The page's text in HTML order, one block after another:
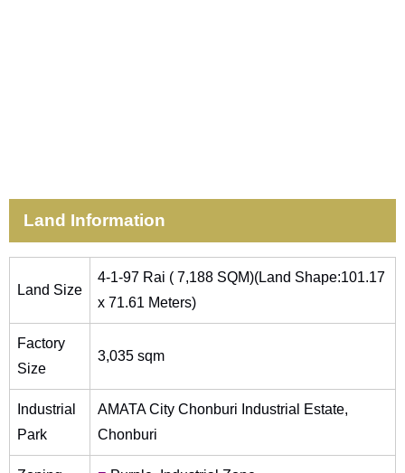
Land Information
Land Size
4-1-97 Rai ( 7,188 SQM)(Land Shape:101.17
x 71.61 Meters)
Factory
Size
3,035 sqm
Industrial
Park
AMATA City Chonburi Industrial Estate,
Chonburi